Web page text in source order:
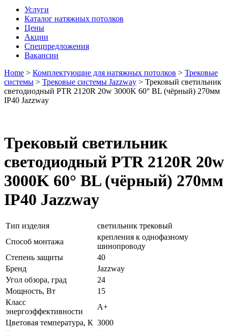
Услуги
Каталог натяжных потолков
Цены
Акции
Спецпредложения
Вакансии
Home > Комплектующие для натяжных потолков > Трековые
системы > Трековые системы Jazzway > Трековый светильник
светодиодный PTR 2120R 20w 3000K 60° BL (чёрный) 270мм
IP40 Jazzway
Трековый светильник
светодиодный PTR 2120R 20w
3000K 60° BL (чёрный) 270мм
IP40 Jazzway
Тип изделия
светильник трековый
Способ монтажа
крепления к однофазному
шинопроводу
Степень защиты
40
Бренд
Jazzway
Угол обзора, град
24
Мощность, Вт
15
Класс
энергоэффективности
A+
Цветовая температура, К 3000